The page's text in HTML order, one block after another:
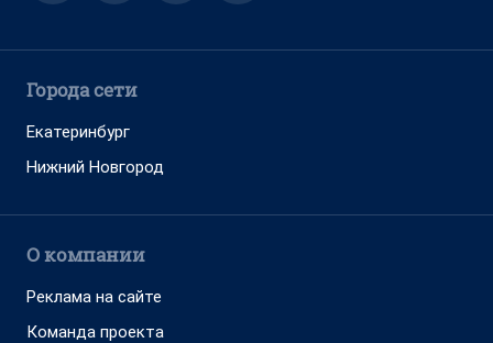
Города сети
Екатеринбург
Нижний Новгород
О компании
Реклама на сайте
Команда проекта